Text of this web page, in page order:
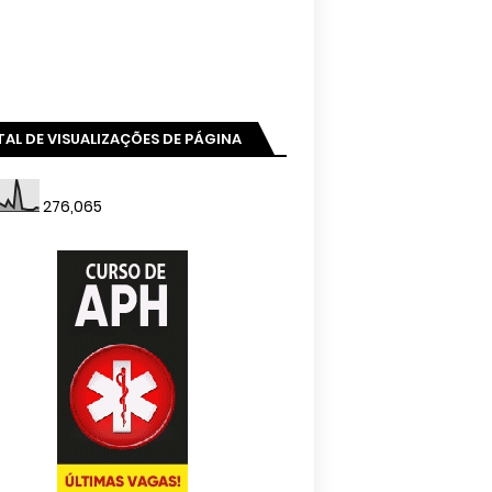
DE VISUALIZAÇÕES DE PÁGINA
276,065